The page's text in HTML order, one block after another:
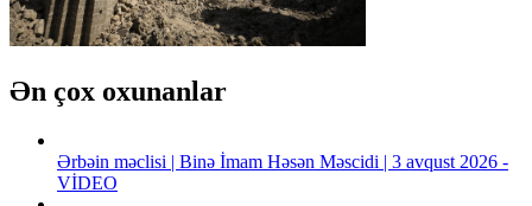
Ən çox oxunanlar
Ərbəin məclisi | Binə İmam Həsən Məscidi | 3 avqust 2026 -
VİDEO